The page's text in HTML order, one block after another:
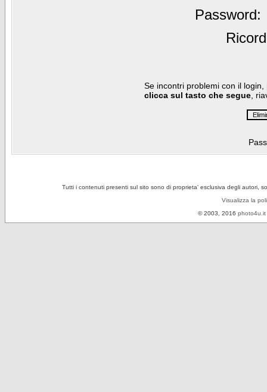
Password:
Se incontri problemi con il
clicca sul tasto che segue ,
Tutti i contenuti presenti sul sito sono di proprieta' esclusiva degli autori,
Visualizza la
© 2003, 2016 photo4u.it